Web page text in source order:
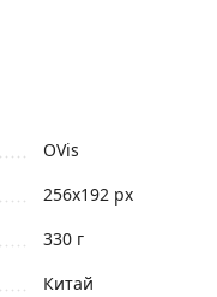
OVis
256x192 px
330 г
Китай